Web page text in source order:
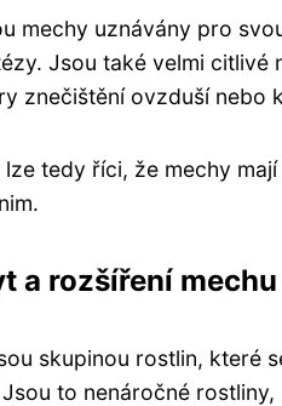
mechy uznávány pro
Jsou také velmi citlivé
znečištění ovzduší nebo
lze tedy říci, že mechy
a rozšíření mechu
skupinou rostlin, které
to nenáročné